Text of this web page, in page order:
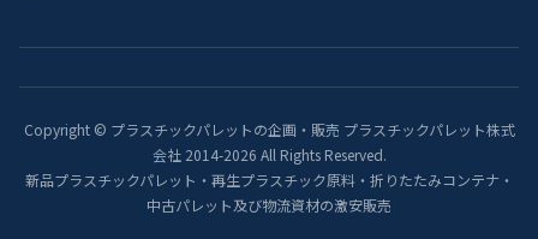
Copyright © プラスチックパレットの企画・販売 プラスチックパレット株式
会社 2014-2026 All Rights Reserved.
新品プラスチックパレット・再生プラスチック原料・折りたたみコンテナ・
中古パレット及び物流資材の激安販売